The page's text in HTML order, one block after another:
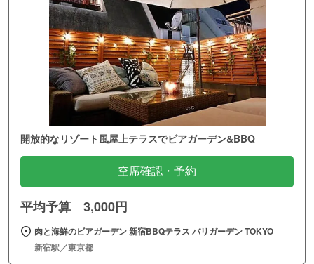
開放的なリゾート風屋上テラスでビアガーデン&BBQ
空席確認・予約
平均予算 3,000円
肉と海鮮のビアガーデン 新宿BBQテラス バリガーデン TOKYO
新宿駅／東京都